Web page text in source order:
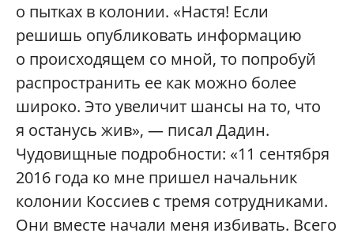
о пытках в колонии. «Настя! Если
решишь опубликовать информацию
о происходящем со мной, то попробуй
распространить ее как можно более
широко. Это увеличит шансы на то, что
я останусь жив», — писал Дадин.
Чудовищные подробности: «11 сентября
2016 года ко мне пришел начальник
колонии Коссиев с тремя сотрудниками.
Они вместе начали меня избивать. Всего